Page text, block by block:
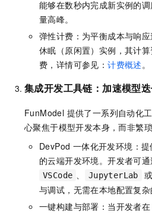
能够在数秒内完成新实例的
量高峰。
弹性计费：为平衡成本与响
休眠（原闲置）实例，其计
费，详情可参见：计费概述 。
集成开发工具链：加速模型
FunModel 提供了一系列自动化
心聚焦于模型开发本身，而非繁
DevPod 一体化开发环境：
的云端开发环境。开发者可
VSCode 、 JupyterLab 或
与调试，无需在本地配置复杂
一键构建与部署：当开发者